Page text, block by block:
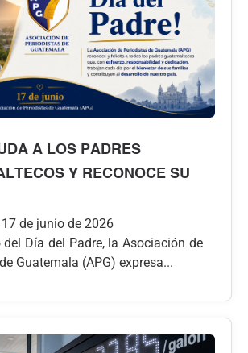
A LOS PADRES
Y RECONOCE SU
17 de junio de 2026
del Día del Padre, la Asociación de
Guatemala (APG) expresa...